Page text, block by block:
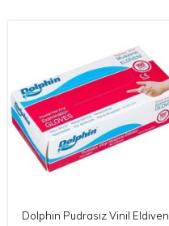
Dolphin Pudrasız Vinil Eldiven